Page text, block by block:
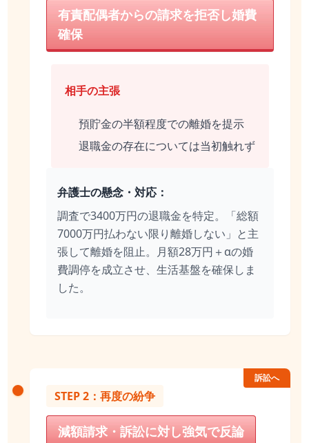
有責配偶者からの請求を拒否し婚費
確保
相手の主張
預貯金の半額程度での離婚を提示
退職金の存在については当初触れず
弁護士の懸念・対応：
調査で3400万円の退職金を特定。「総額
7000万円払わない限り離婚しない」と主
張して離婚を阻止。月額28万円＋αの婚
費調停を成立させ、生活基盤を確保しま
した。
訴訟へ
STEP 2：再度の紛争
減額請求・訴訟に対し強気で反論